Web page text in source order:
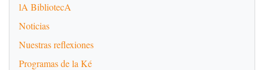
lA BibliotecA
Noticias
Nuestras reflexiones
Programas de la Ké